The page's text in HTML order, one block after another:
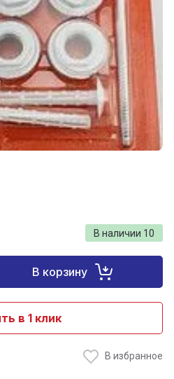
В наличии 10
В корзину
в 1 клик
В избранное